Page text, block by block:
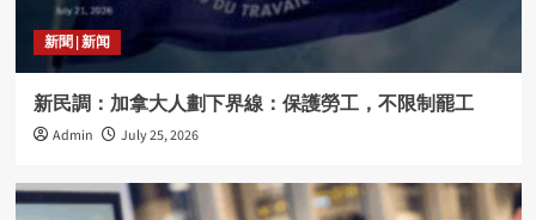
新聞 | 新闻
新民調：加拿大人劃下界線：保護勞工，不限制罷工
Admin July 25, 2026